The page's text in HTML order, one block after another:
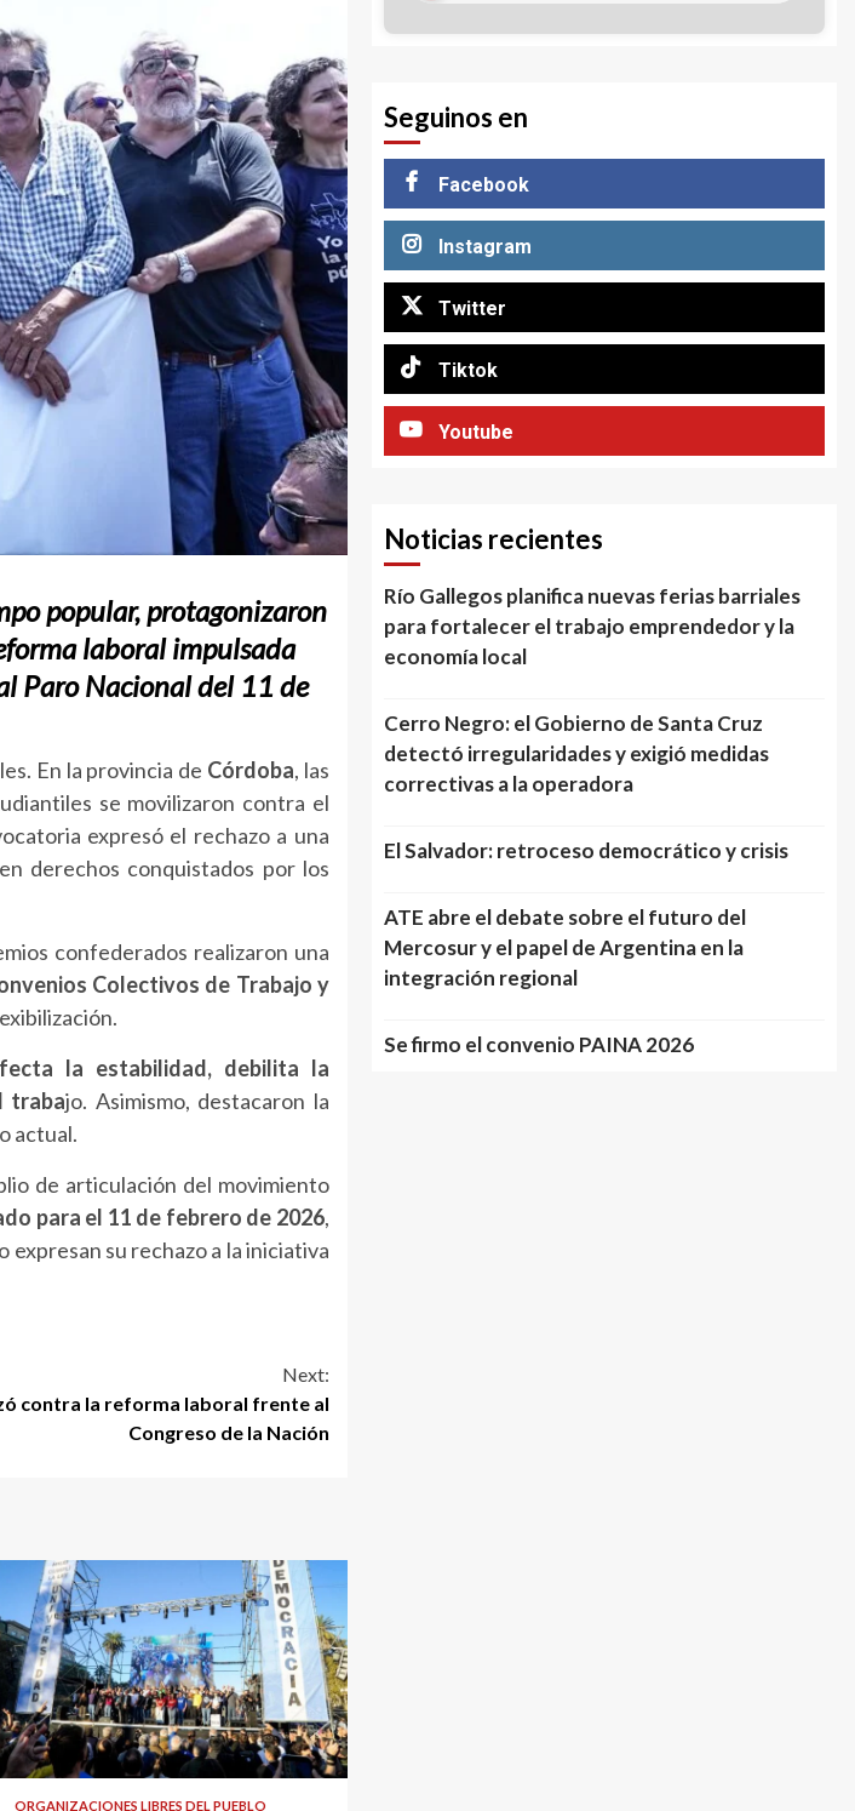
popular, protagonizaron
laboral impulsada
Paro Nacional del 11 de
En la provincia de Córdoba, las
se movilizaron contra el
expresó el rechazo a una
derechos conquistados por los
confederados realizaron una
Colectivos de Trabajo y
la estabilidad, debilita la
trabajo. Asimismo, destacaron la
actual.
de articulación del movimiento
para el 11 de febrero de 2026,
su rechazo a la iniciativa
Next:
contra la reforma laboral frente al
Congreso de la Nación
ORGANIZACIONES LIBRES DEL PUEBLO
Seguinos en
Facebook
Instagram
Twitter
Tiktok
Youtube
Noticias recientes
Río Gallegos planifica nuevas ferias barriales
para fortalecer el trabajo emprendedor y la
economía local
Cerro Negro: el Gobierno de Santa Cruz
detectó irregularidades y exigió medidas
correctivas a la operadora
El Salvador: retroceso democrático y crisis
ATE abre el debate sobre el futuro del
Mercosur y el papel de Argentina en la
integración regional
Se firmo el convenio PAINA 2026